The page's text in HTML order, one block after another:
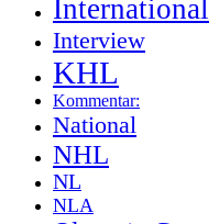
International
Interview
KHL
Kommentar:
National
NHL
NL
NLA